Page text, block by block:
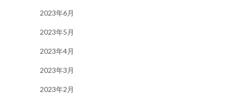
2023年6月
2023年5月
2023年4月
2023年3月
2023年2月